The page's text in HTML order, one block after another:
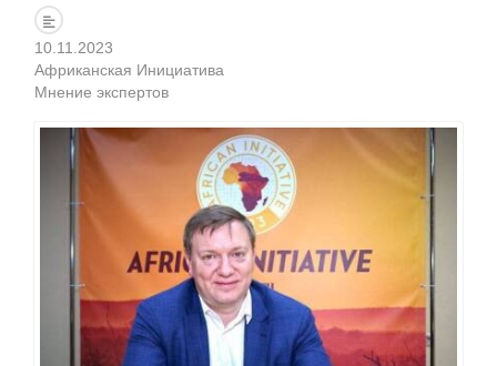
10.11.2023
Африканская Инициатива
Мнение экспертов